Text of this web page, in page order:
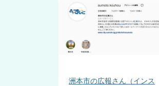
洲本市の広報さん（インス